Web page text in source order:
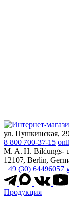
ул. Пушкинская,
8 800 700-37-15
M. A. H. Bildungs-
12107, Berlin,
+49 (30) 64496057
Продукция